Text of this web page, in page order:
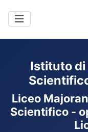
Istituto di
Liceo
Scientifico -